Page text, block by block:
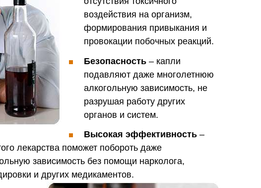
воздействия на организм,
формирования привыкания и
провокации побочных реакций.
Безопасность – капли
подавляют даже многолетнюю
алкогольную зависимость, не
разрушая работу других
органов и систем.
Высокая эффективность –
лекарства поможет побороть даже
зависимость без помощи нарколога,
и других медикаментов.